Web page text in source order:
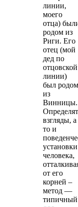
линии,
моего
отца)
родом из
Риги. Его
отец (мой
дед по
отцовской
линии)
был родом
из
Винницы.
взгляды, а
то и
установки
человека,
от его
корней –
метод —
типичный